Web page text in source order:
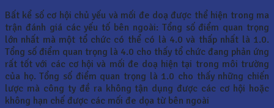
Bất kể số cơ hội chủ yếu và mối đe doạ được thể hiện trong ma
trận đánh giá các yếu tố bên ngoài: Tổng số điểm quan trọng
lớn nhất mà một tổ chức có thể có là 4.0 và thấp nhất là 1.0.
Tổng số điểm quan trọng là 4.0 cho thấy tổ chức đang phản ứng
rất tốt với các cơ hội và mối đe doạ hiện tại trong môi trường
của họ. Tổng số điểm quan trọng là 1.0 cho thấy những chiến
lược mà công ty đề ra không tận dụng được các cơ hội hoặc
không hạn chế được các mối đe dọa từ bên ngoài